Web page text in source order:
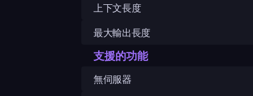
上下文長度
最大輸出長度
支援的功能
無伺服器